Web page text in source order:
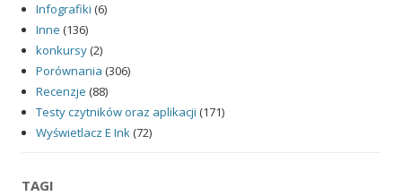
Infografiki (6)
Inne (136)
konkursy(2)
Porównania (306)
Recenzje (88)
Testy czytników oraz aplikacji (171)
Wyświetlacz E Ink(72)
TAGI